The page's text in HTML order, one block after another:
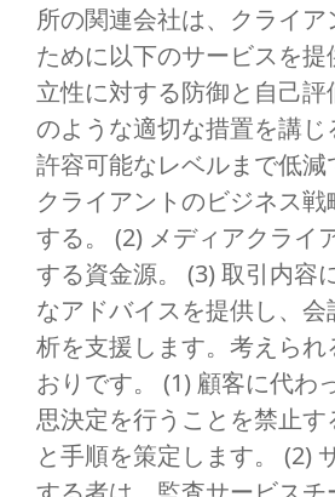
所の関連会社は、クライ
ために以下のサービスを
立性に対する防御と自己評
のような適切な措置を講じ
許容可能なレベルまで低減
クライアントのビジネス
する。 (2) メディアクライ
する資金源。 (3) 取引内容
なアドバイスを提供し、
析を支援します。考えられ
おりです。 (1) 顧客に代わ
思決定を行うことを禁止
と手順を策定します。 (2)